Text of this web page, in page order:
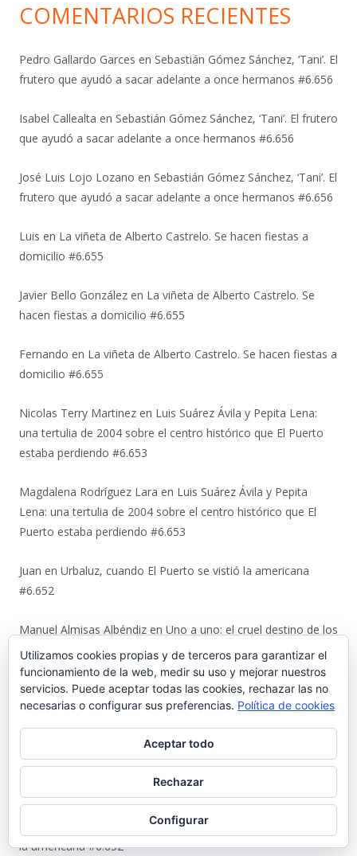
COMENTARIOS RECIENTES
Pedro Gallardo Garces en Sebastián Gómez Sánchez, ‘Tani’. El
frutero que ayudó a sacar adelante a once hermanos #6.656
Isabel Callealta en Sebastián Gómez Sánchez, ‘Tani’. El frutero
que ayudó a sacar adelante a once hermanos #6.656
José Luis Lojo Lozano en Sebastián Gómez Sánchez, ‘Tani’. El
frutero que ayudó a sacar adelante a once hermanos #6.656
Luis en La viñeta de Alberto Castrelo. Se hacen fiestas a
domicilio #6.655
Javier Bello González en La viñeta de Alberto Castrelo. Se
hacen fiestas a domicilio #6.655
Fernando en La viñeta de Alberto Castrelo. Se hacen fiestas a
domicilio #6.655
Nicolas Terry Martinez en Luis Suárez Ávila y Pepita Lena:
una tertulia de 2004 sobre el centro histórico que El Puerto
estaba perdiendo #6.653
Magdalena Rodríguez Lara en Luis Suárez Ávila y Pepita
Lena: una tertulia de 2004 sobre el centro histórico que El
Puerto estaba perdiendo #6.653
Juan en Urbaluz, cuando El Puerto se vistió la americana
#6.652
Manuel Almisas Albéndiz en Uno a uno: el cruel destino de los
jóvenes comunistas de El Puerto tras el golpe militar de 1936
(y II) #6.644
Karl AjoteenLos últimos coletazos de una enseñanza
basada en el miedo #6.651
José Antonio Cots RojasenLos últimos coletazos de una
enseñanza basada en el miedo #6.651
enUrbaluz, cuando El Puerto se vistió
la americana #6.652
Utilizamos cookies propias y de terceros para garantizar el
funcionamiento de la web, medir su uso y mejorar nuestros
servicios. Puede aceptar todas las cookies, rechazar las no
necesarias o configurar sus preferencias. Política de cookies
Aceptar todo
Rechazar
Configurar